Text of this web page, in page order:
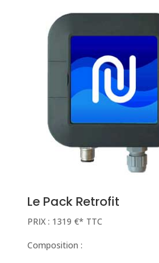
Le Pack Retrofit
PRIX : 1319 €* TTC
Composition :